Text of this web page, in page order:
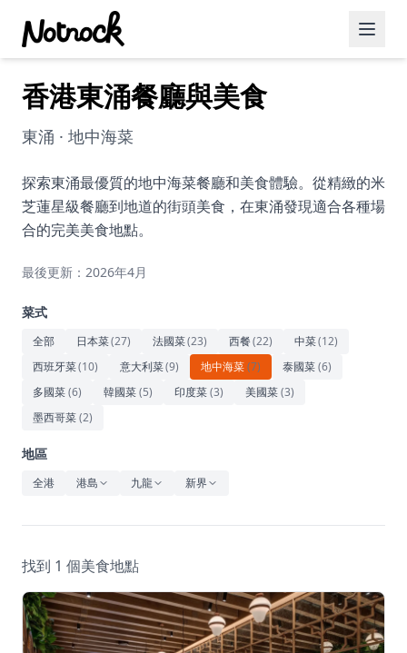
精選活動
博客文章
約會好去處
美食佳餚
藝術文化
休閒
音樂
香港東涌餐廳與美食
東涌 · 地中海菜
探索東涌最優質的地中海菜餐廳和美食體驗。從精緻的米
芝蓮星級餐廳到地道的街頭美食，在東涌發現適合各種場
合的完美美食地點。
最後更新：2026年4月
菜式
全部 日本菜(27) 法國菜(23) 西餐(22) 中菜(12)
西班牙菜(10) 意大利菜(9) 地中海菜(7) 泰國菜(6)
多國菜(6) 韓國菜(5) 印度菜(3) 美國菜(3)
墨西哥菜(2)
地區
全港 港島 九龍 新界
找到 1 個美食地點